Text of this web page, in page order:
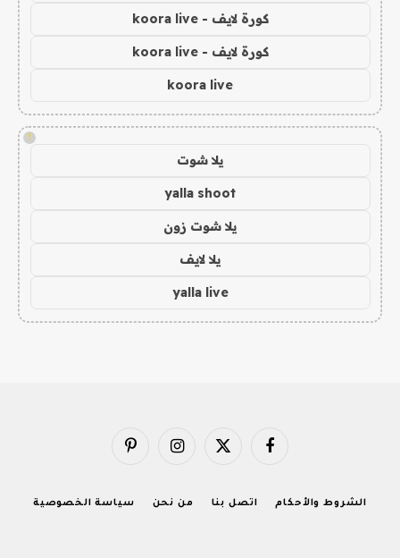
كورة لايف - koora live
كورة لايف - koora live
koora live
!
يلا شوت
yalla shoot
يلا شوت زون
يلا لايف
yalla live
فيسبوك X
الانستغرامبينتيريست
الشروط والأحكام اتصل بنا من نحن سياسة الخصوصية